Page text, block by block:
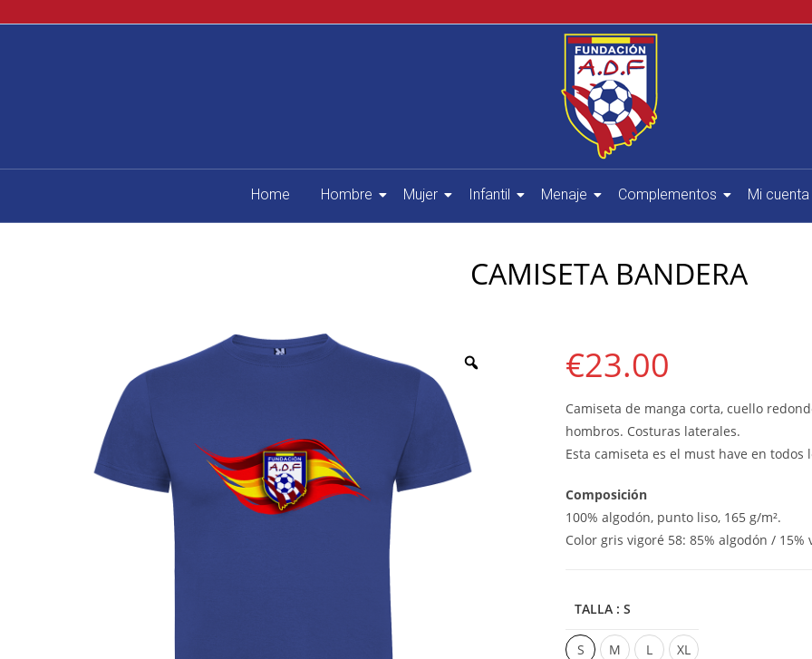
Home Hombre Mujer Infantil Menaje Complementos Mi cuenta
CAMISETA BANDERA
€23.00
Camiseta de manga corta, cuello
hombros. Costuras laterales.
Esta camiseta es el must have en todos
Composición
100% algodón, punto liso, 165 g/m².
Color gris vigoré 58: 85% algodón / 15%
TALLA : S
S M L XL